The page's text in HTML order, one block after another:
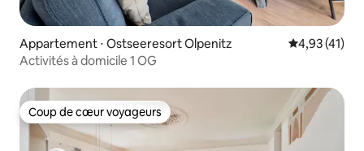
Appartement ⋅ Ostseeresort Olpenitz Évaluation
4,93 (41)
Activités à domicile 1 OG
Coup de cœur voyageurs
Coup de cœur voyageurs